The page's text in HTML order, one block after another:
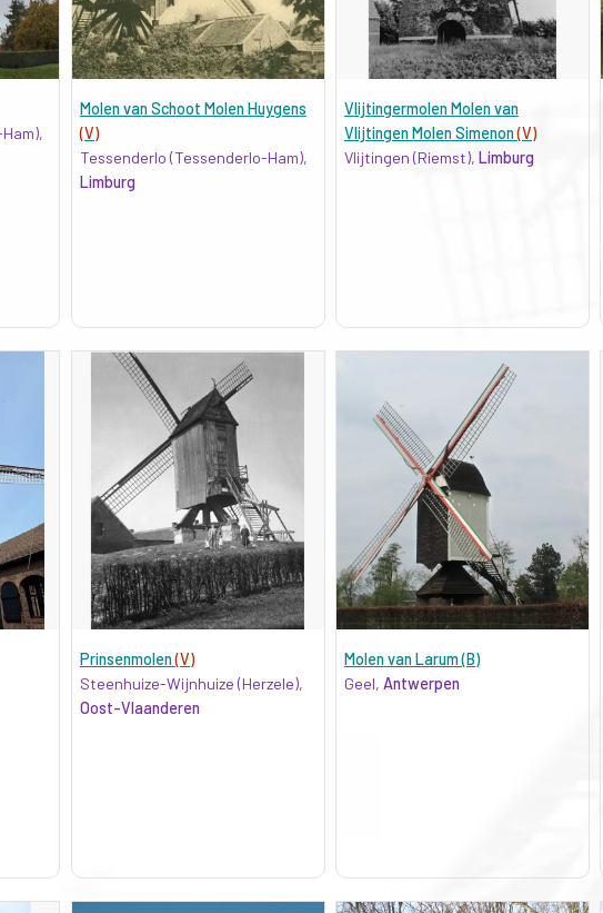
Molen van Schoot Molen Huygens
(V)
Tessenderlo (Tessenderlo-Ham),
Limburg
Vlijtingermolen Molen van
Vlijtingen Molen Simenon(V)
Vlijtingen (Riemst), Limburg
Prinsenmolen(V)
Steenhuize-Wijnhuize (Herzele),
Oost-Vlaanderen
Molen van Larum (B)
Geel, Antwerpen